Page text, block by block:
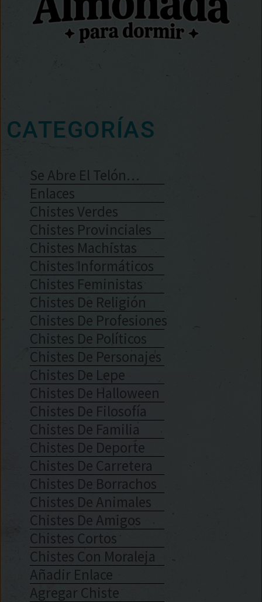
CATEGORÍAS
Se Abre El Telón…
Enlaces
Chistes Verdes
Chistes Provinciales
Chistes Machistas
Chistes Informáticos
Chistes Feministas
Chistes De Religión
Chistes De Profesiones
Chistes De Políticos
Chistes De Personajes
Chistes De Lepe
Chistes De Halloween
Chistes De Filosofía
Chistes De Familia
Chistes De Deporte
Chistes De Carretera
Chistes De Borrachos
Chistes De Animales
Chistes De Amigos
Chistes Cortos
Chistes Con Moraleja
Añadir Enlace
Agregar Chiste